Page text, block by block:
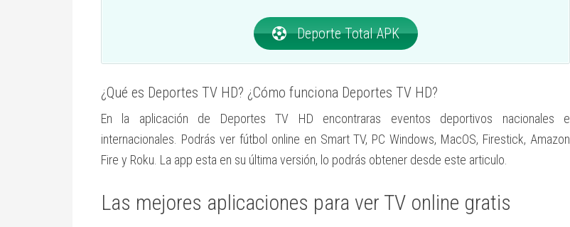
Deporte Total APK
¿Qué es Deportes TV HD? ¿Cómo funciona Deportes TV HD?
En la aplicación de Deportes TV HD encontraras eventos deportivos nacionales e
internacionales. Podrás ver fútbol online en Smart TV, PC Windows, MacOS, Firestick, Amazon
Fire y Roku. La app esta en su última versión, lo podrás obtener desde este articulo.
Las mejores aplicaciones para ver TV online gratis